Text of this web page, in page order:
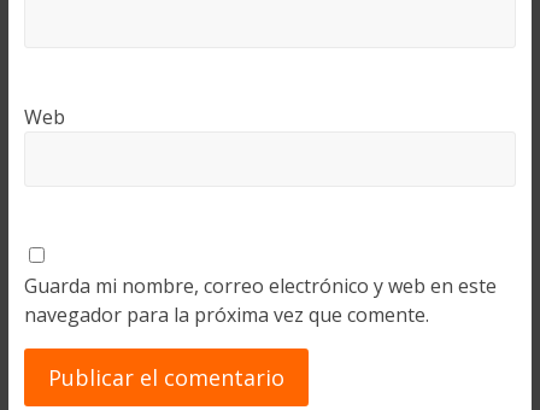
Web
Guarda mi nombre, correo electrónico y web en este
navegador para la próxima vez que comente.